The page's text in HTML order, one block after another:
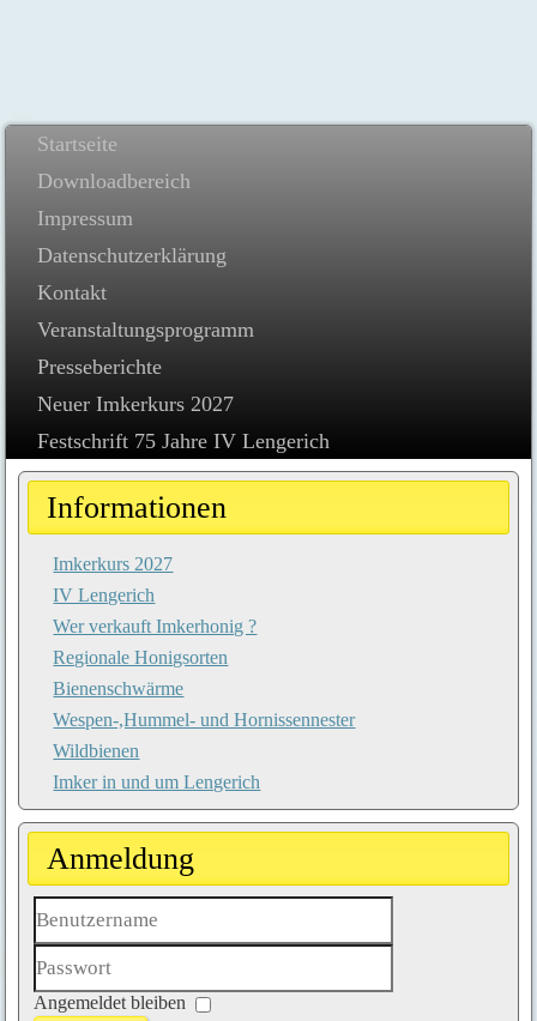
Startseite
Downloadbereich
Impressum
Datenschutzerklärung
Kontakt
Veranstaltungsprogramm
Presseberichte
Neuer Imkerkurs 2027
Festschrift 75 Jahre IV Lengerich
Informationen
Imkerkurs 2027
IV Lengerich
Wer verkauft Imkerhonig ?
Regionale Honigsorten
Bienenschwärme
Wespen-,Hummel- und Hornissennester
Wildbienen
Imker in und um Lengerich
Anmeldung
Passwort
Angemeldet bleiben